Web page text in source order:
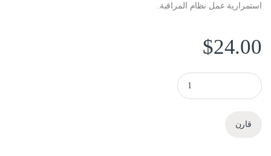
استمرارية عمل نظام المراقبة.
$24.00
صندوق إمداد الطاقة لـ 16 كاميرا مراقبة (CCTV) quantity
قارن